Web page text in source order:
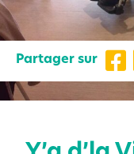
Partager sur